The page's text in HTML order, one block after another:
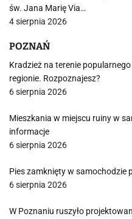
św. Jana Marię Via…
4 sierpnia 2026
POZNAŃ
Kradzież na terenie
regionie. Rozpoznajesz?
6 sierpnia 2026
Mieszkania w miejscu ruiny w
informacje
6 sierpnia 2026
Pies zamknięty w samochodzie
6 sierpnia 2026
W Poznaniu ruszyło